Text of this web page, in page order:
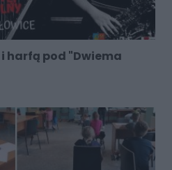
harfą pod "Dwiema